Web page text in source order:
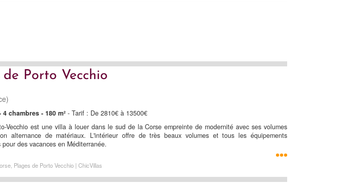
de Porto Vecchio
chambres - 180 m²- Tarif : De 2810€ à 13500€
Vecchio est une villa à louer dans le sud de la Corse empreinte de modernité avec ses volumes
alternance de matériaux. L'intérieur offre de très beaux volumes et tous les équipements
des vacances en Méditerranée.
Plages de Porto Vecchio | ChicVillas